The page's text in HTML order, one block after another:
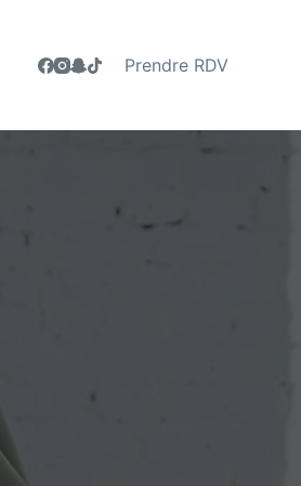
Prendre RDV